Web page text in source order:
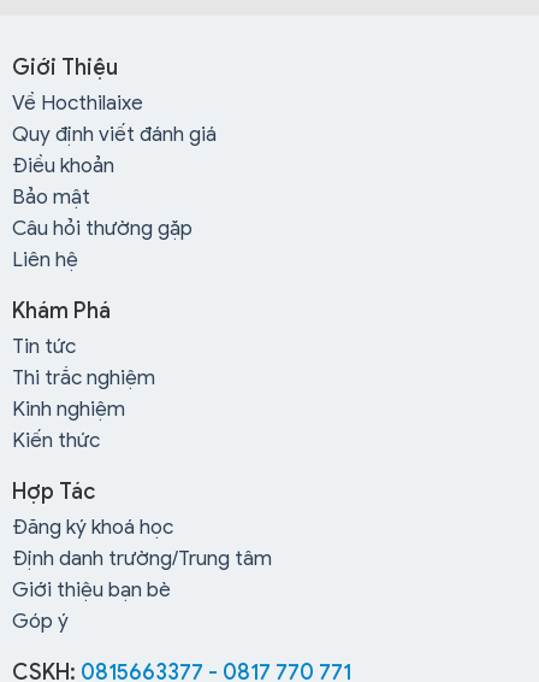
Giới Thiệu
Về Hocthilaixe
Quy định viết đánh giá
Điều khoản
Bảo mật
Câu hỏi thường gặp
Liên hệ
Khám Phá
Tin tức
Thi trắc nghiệm
Kinh nghiệm
Kiến thức
Hợp Tác
Đăng ký khoá học
Định danh trường/Trung tâm
Giới thiệu bạn bè
Góp ý
CSKH: 0815663377 - 0817 770 771